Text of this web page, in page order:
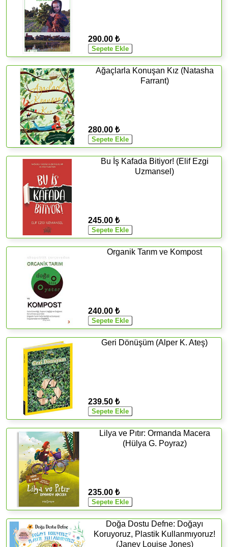
290.00 ₺
Ağaçlarla Konuşan Kız (Natasha
Farrant)
280.00 ₺
Bu İş Kafada Bitiyor! (Elif Ezgi
Uzmansel)
245.00 ₺
Organik Tarım ve Kompost
240.00 ₺
Geri Dönüşüm (Alper K. Ateş)
239.50 ₺
Lilya ve Pıtır: Ormanda Macera
(Hülya G. Poyraz)
235.00 ₺
Doğa Dostu Defne: Doğayı
Koruyoruz, Plastik Kullanmıyoruz!
(Janey Louise Jones)